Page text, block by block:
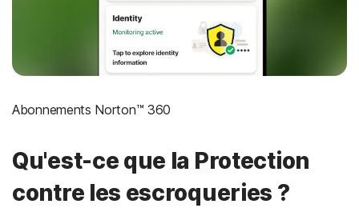
Abonnements Norton™ 360
Qu'est-ce que la Protection
contre les escroqueries ?